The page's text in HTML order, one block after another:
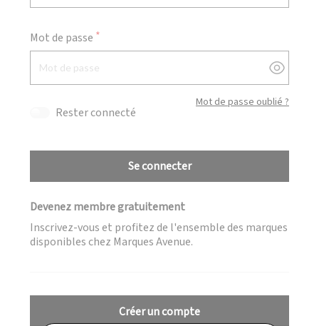
Mot de passe
Afficher/
Mot de passe oublié ?
Rester connecté
Se connecter
Devenez membre gratuitement
Inscrivez-vous et profitez de l'ensemble des marques
disponibles chez Marques Avenue.
Créer un compte